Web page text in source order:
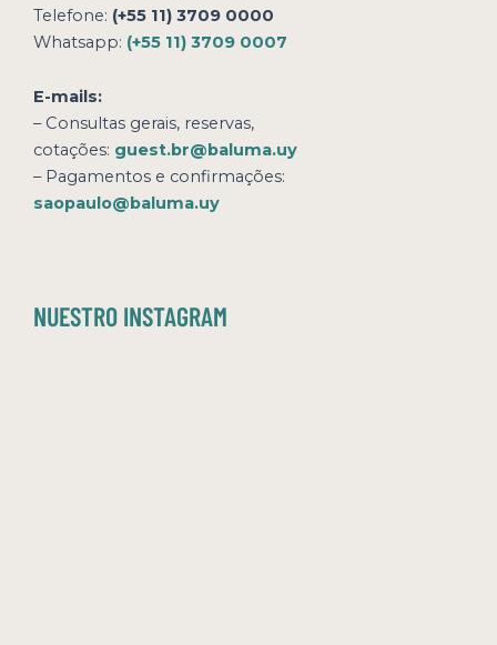
Telefone: (+55 11) 3709 0000
Whatsapp: (+55 11) 3709 0007
E-mails:
– Consultas gerais, reservas,
cotações: guest.br@baluma.uy
– Pagamentos e confirmações:
saopaulo@baluma.uy
NUESTRO INSTAGRAM